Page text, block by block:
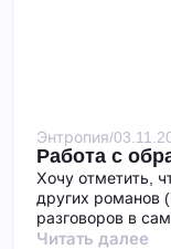
Энтропия/
Работа с
Хочу отметить,
других романов
разговоров в
Читать далее